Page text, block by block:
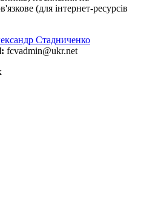
(для інтернет-ресурсів
Стадниченко
fcvadmin@ukr.net